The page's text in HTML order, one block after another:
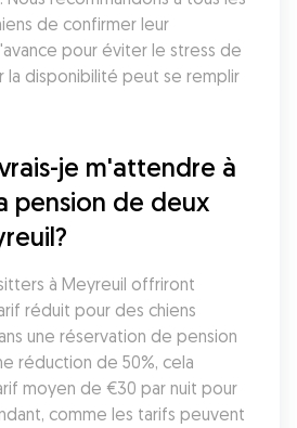
de confirmer leur
pour éviter le stress de
la disponibilité peut se remplir
je m'attendre à
pension de deux
à Meyreuil offriront
réduit pour des chiens
une réservation de pension
réduction de 50%, cela
moyen de €30 par nuit pour
comme les tarifs peuvent